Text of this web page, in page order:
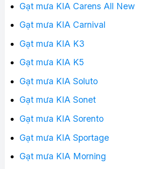
Gạt mưa KIA Carens All New
Gạt mưa KIA Carnival
Gạt mưa KIA K3
Gạt mưa KIA K5
Gạt mưa KIA Soluto
Gạt mưa KIA Sonet
Gạt mưa KIA Sorento
Gạt mưa KIA Sportage
Gạt mưa KIA Morning